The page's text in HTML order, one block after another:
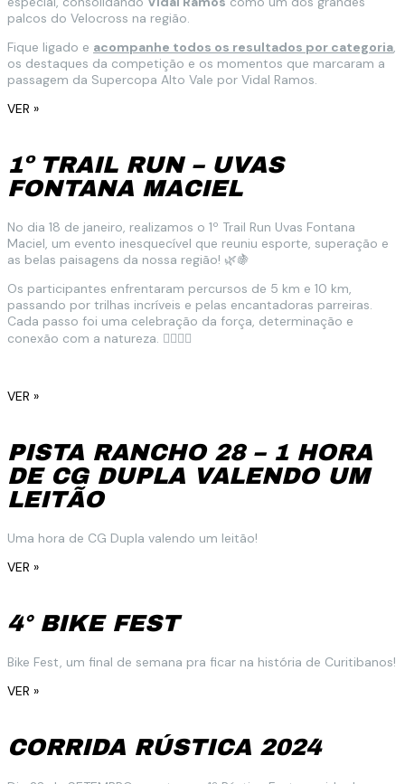
palcos do Velocross na região.
Fique ligado e acompanhe todos os resultados por categoria,
os destaques da competição e os momentos que marcaram a
passagem da Supercopa Alto Vale por Vidal Ramos.
VER »
1º TRAIL RUN – UVAS
FONTANA MACIEL
No dia 18 de janeiro, realizamos o 1º Trail Run Uvas Fontana
Maciel, um evento inesquecível que reuniu esporte, superação e
as belas paisagens da nossa região! 🌿🍇
Os participantes enfrentaram percursos de 5 km e 10 km,
passando por trilhas incríveis e pelas encantadoras parreiras.
Cada passo foi uma celebração da força, determinação e
conexão com a natureza. 🏃‍♀️🏃‍♂️
VER »
PISTA RANCHO 28 – 1 HORA
DE CG DUPLA VALENDO UM
LEITÃO
Uma hora de CG Dupla valendo um leitão!
VER »
4° BIKE FEST
Bike Fest, um final de semana pra ficar na história de Curitibanos!
VER »
CORRIDA RÚSTICA 2024